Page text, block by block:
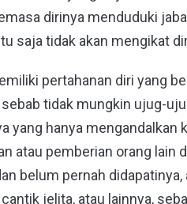
dirinya menduduki
saja tidak akan mengikat
pertahanan diri yang
tidak mungkin ujug-
yang hanya mengandalkan
atau pemberian orang lain
belum pernah didapatinya,
jelita, atau lainnya,